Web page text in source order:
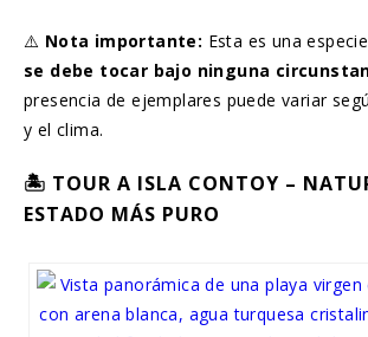
⚠️ Nota importante: Esta es una
se debe tocar bajo ninguna
presencia de ejemplares puede variar
y el clima.
🏝️ TOUR A ISLA CONTOY –
ESTADO MÁS PURO